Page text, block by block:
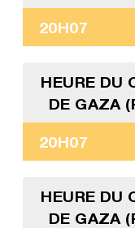
20H07
HEURE DU
DE GAZA
20H07
HEURE DU
DE GAZA